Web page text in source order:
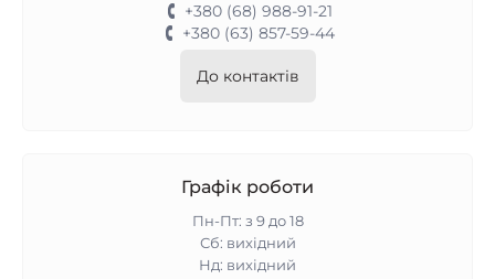
+380 (68) 988-91-21
+380 (63) 857-59-44
До контактів
Графік роботи
Пн-Пт: з 9 до 18
Сб: вихідний
Нд: вихідний